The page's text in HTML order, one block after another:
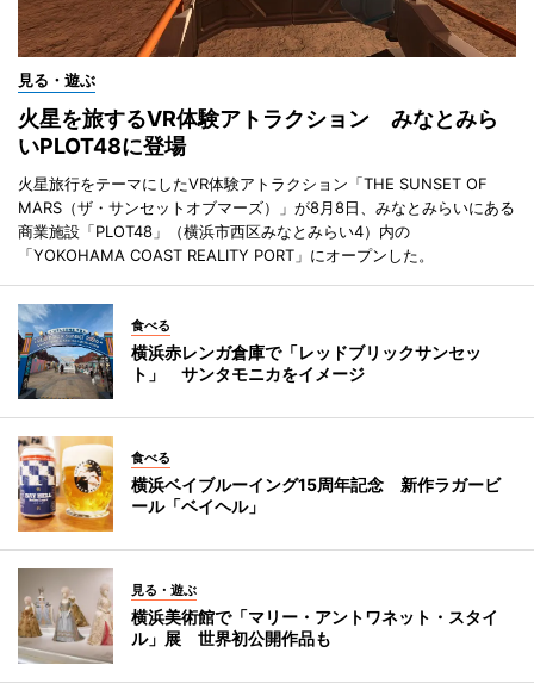
見る・遊ぶ
火星を旅するVR体験アトラクション みなとみら
いPLOT48に登場
火星旅行をテーマにしたVR体験アトラクション「THE SUNSET OF
MARS（ザ・サンセットオブマーズ）」が8月8日、みなとみらいにある
商業施設「PLOT48」（横浜市西区みなとみらい4）内の
「YOKOHAMA COAST REALITY PORT」にオープンした。
食べる
横浜赤レンガ倉庫で「レッドブリックサンセッ
ト」 サンタモニカをイメージ
食べる
横浜ベイブルーイング15周年記念 新作ラガービ
ール「ベイヘル」
見る・遊ぶ
横浜美術館で「マリー・アントワネット・スタイ
ル」展 世界初公開作品も